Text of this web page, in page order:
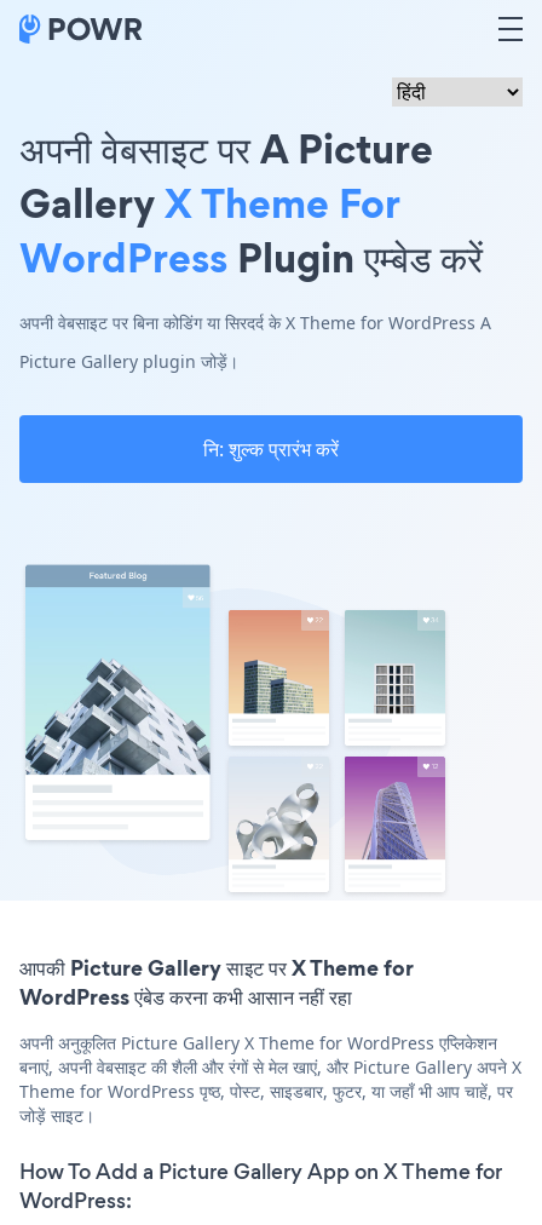
अपनी वेबसाइट पर A Picture
GalleryX Theme For
WordPress Plugin एम्बेड करें
अपनी वेबसाइट पर बिना कोडिंग या सिरदर्द के X Theme for WordPress A
Picture Gallery plugin जोड़ें।
नि: शुल्क प्रारंभ करें
आपकी Picture Gallery साइट पर X Theme for
WordPress एंबेड करना कभी आसान नहीं रहा
अपनी अनुकूलित Picture Gallery X Theme for WordPress एप्लिकेशन
बनाएं, अपनी वेबसाइट की शैली और रंगों से मेल खाएं, और Picture Gallery अपने X
Theme for WordPress पृष्ठ, पोस्ट, साइडबार, फुटर, या जहाँ भी आप चाहें, पर
जोड़ें साइट।
How To Add a Picture Gallery App on X Theme for
WordPress: